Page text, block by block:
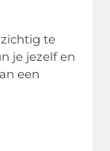
te
je jezelf en
een